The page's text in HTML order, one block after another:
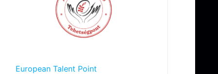
European Talent Point